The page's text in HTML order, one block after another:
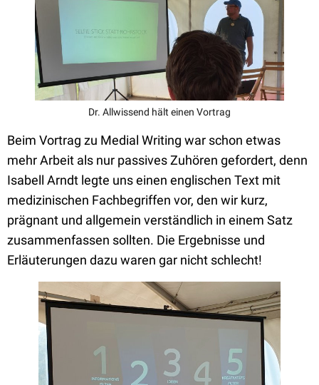
Dr. Allwissend hält einen Vortrag
Beim Vortrag zu Medial Writing war schon etwas
mehr Arbeit als nur passives Zuhören gefordert, denn
Isabell Arndt legte uns einen englischen Text mit
medizinischen Fachbegriffen vor, den wir kurz,
prägnant und allgemein verständlich in einem Satz
zusammenfassen sollten. Die Ergebnisse und
Erläuterungen dazu waren gar nicht schlecht!